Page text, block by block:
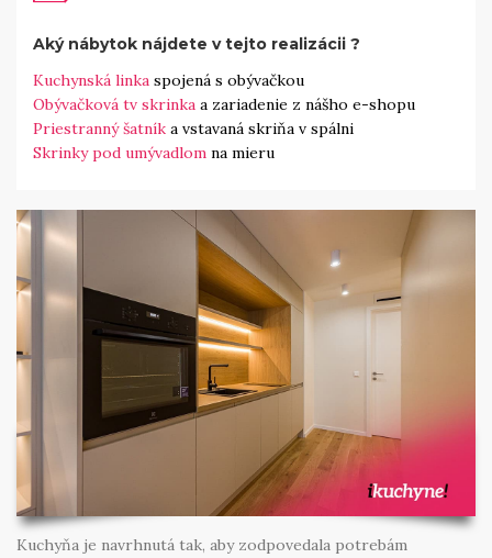
Aký nábytok nájdete v tejto realizácii ?
Kuchynská linka spojená s obývačkou
Obývačková tv skrinka a zariadenie z nášho e-shopu
Priestranný šatník a vstavaná skriňa v spálni
Skrinky pod umývadlom na mieru
Kuchyňa je navrhnutá tak, aby zodpovedala potrebám